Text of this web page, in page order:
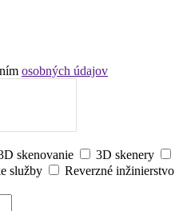
osobných údajov
skenovanie
3D skenery
služby
Reverzné inžinierstvo